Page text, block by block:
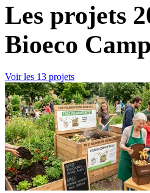
Les projets
Bioeco Camp
Voir les 13 projets